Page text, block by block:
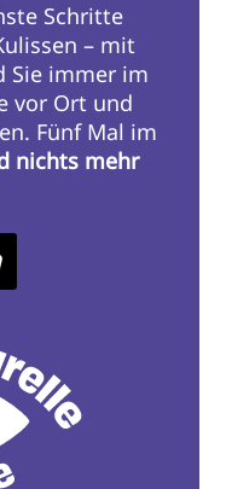
Schritte
– mit
Sie immer im
vor Ort und
Fünf Mal im
nichts mehr